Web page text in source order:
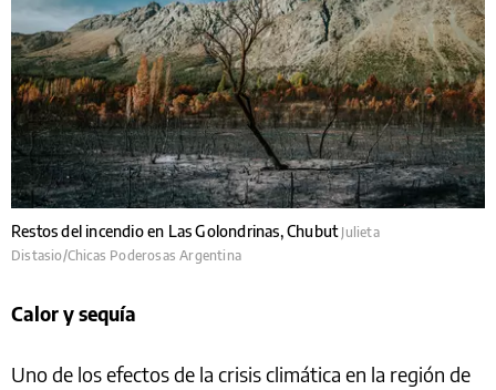
Restos del incendio en Las Golondrinas, Chubut Julieta
Distasio/Chicas Poderosas Argentina
Calor y sequía
Uno de los efectos de la crisis climática en la región de